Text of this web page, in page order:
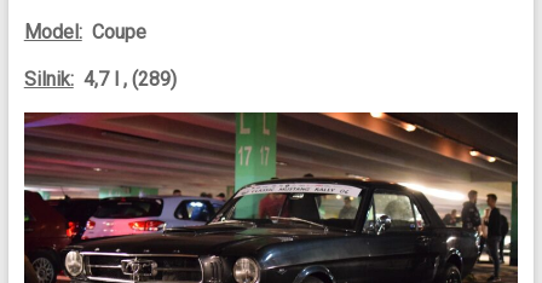
Model:Coupe
Silnik:4,7 l , (289)